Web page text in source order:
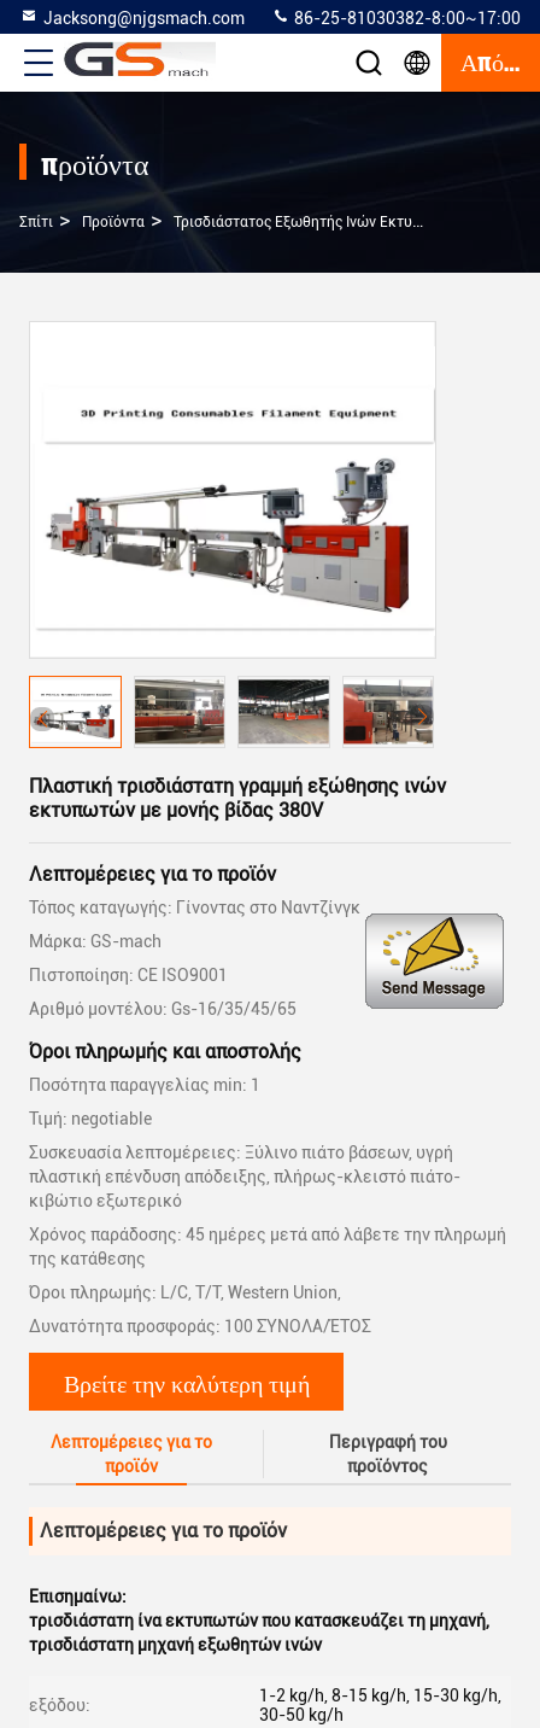
Jacksong@njgsmach.com 86-25-81030382-8:00~17:00
Απόσπασμα
προϊόντα
Σπίτι > Προϊόντα > Τρισδιάστατος Εξωθητής Ινών Εκτυπωτών
Πλαστική τρισδιάστατη γραμμή εξώθησης ινών
εκτυπωτών με μονής βίδας 380V
Λεπτομέρειες για το προϊόν
Τόπος καταγωγής: Γίνοντας στο Ναντζίνγκ
Μάρκα: GS-mach
Πιστοποίηση: CE ISO9001
Αριθμό μοντέλου: Gs-16/35/45/65
Όροι πληρωμής και αποστολής
Ποσότητα παραγγελίας min: 1
Τιμή: negotiable
Συσκευασία λεπτομέρειες: Ξύλινο πιάτο βάσεων, υγρή
πλαστική επένδυση απόδειξης, πλήρως-κλειστό πιάτο-
κιβώτιο εξωτερικό
Χρόνος παράδοσης: 45 ημέρες μετά από λάβετε την πληρωμή
της κατάθεσης
Όροι πληρωμής: L/C, T/T, Western Union,
Δυνατότητα προσφοράς: 100 ΣΎΝΟΛΑ/ΈΤΟΣ
Βρείτε την καλύτερη τιμή
Λεπτομέρειες για το
προϊόν
Περιγραφή του
προϊόντος
Λεπτομέρειες για το προϊόν
Επισημαίνω:
τρισδιάστατη ίνα εκτυπωτών που κατασκευάζει τη μηχανή,
τρισδιάστατη μηχανή εξωθητών ινών
εξόδου:
1-2 kg/h, 8-15 kg/h, 15-30 kg/h,
30-50 kg/h